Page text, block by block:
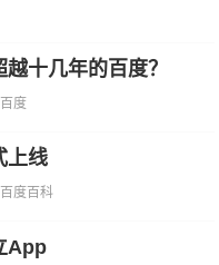
十几年的百度？
百度
上线
百度百科
App